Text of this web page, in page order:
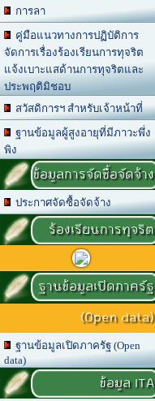
การลา
คู่มือแนวทางการปฏิบัติการ
จัดการเรื่องร้องเรียนการทุจริต
แจ้งเบาะแสด้านการทุจริตและ
ประพฤติมิชอบ
สวัสดิการฯ สำหรับเจ้าหน้าที่
ฐานข้อมูลผู้สูงอายุที่มีภาวะพึ่ง
พิง
ข้อมูลการจัดซื้อจัดจ้าง
ประกาศจัดซื้อจัดจ้าง
ร้องเรียนการทุจริต
ฐานข้อมูลเปิดภาครัฐ
(Open data)
ฐานข้อมูลเปิดภาครัฐ (Open
data)
ข้อมูล ITA